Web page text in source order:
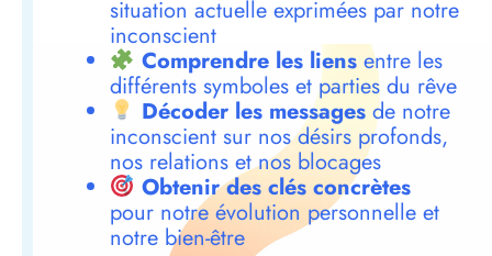
situation actuelle exprimées par notre
inconscient
Comprendre les liensentre les
différents symboles et parties du rêve
Décoder les messagesde notre
inconscient sur nos désirs profonds,
nos relations et nos blocages
Obtenir des clés concrètes
pour notre évolution personnelle et
notre bien-être